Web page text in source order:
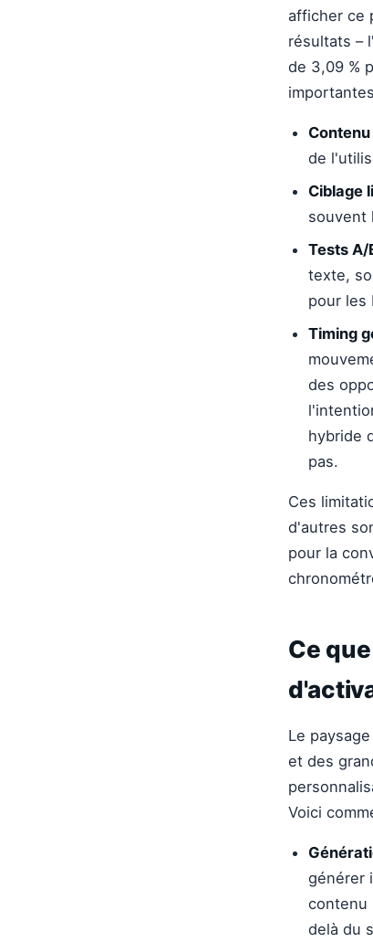
afficher ce
résultats –
de 3,09 %
de
Ciblage
souvent
Tests A/
texte,
pour les
Timing
des
hybride
pas.
Ces
d'autres
pour la
Ce
Le
et des
Voici
générer
contenu
delà du